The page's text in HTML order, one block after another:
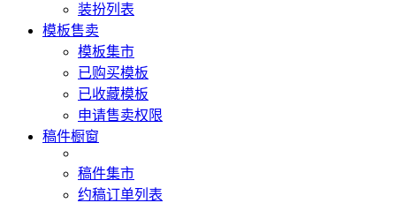
装扮列表
模板售卖
模板集市
已购买模板
已收藏模板
申请售卖权限
稿件橱窗
稿件集市
约稿订单列表